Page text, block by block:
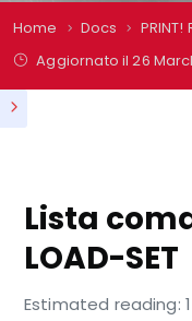
Home Docs PRINT!
Aggiornato il26
Lista
LOAD-SET
Estimated reading: